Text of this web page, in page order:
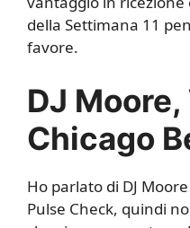
della Settimana 11
favore.
DJ Moore,
Chicago
Ho parlato di DJ
Pulse Check, quindi